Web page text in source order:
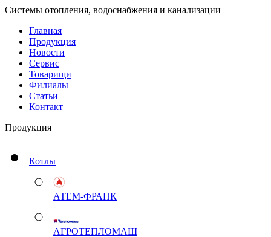
Системы отопления, водоснабжения и канализации
Главная
Продукция
Новости
Сервис
Товарищи
Филиалы
Статьи
Контакт
Продукция
Котлы
АТЕМ-ФРАНК
АГРОТЕПЛОМАШ